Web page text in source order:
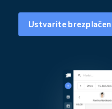
Ustvarite brezplačen